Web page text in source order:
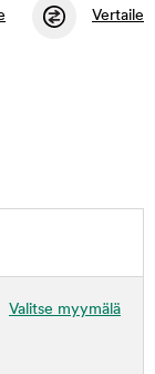
Vertaile
Valitse myymälä